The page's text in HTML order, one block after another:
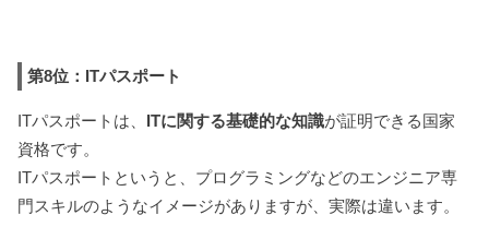
第8位：ITパスポート
ITパスポートは、 ITに関する基礎的な知識が証明できる国家
資格です。
ITパスポートというと、プログラミングなどのエンジニア専
門スキルのようなイメージがありますが、実際は違います。